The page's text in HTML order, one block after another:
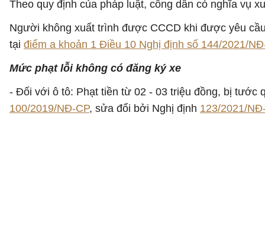
Theo quy định của pháp luật, công dân có nghĩa vụ
Người không xuất trình được CCCD khi được yêu
tại điểm a khoản 1 Điều 10 Nghị định số 144/2021/
Mức phạt lỗi không có đăng ký xe
- Đối với ô tô: Phạt tiền từ 02 - 03 triệu đồng, bị tước
100/2019/NĐ-CP, sửa đổi bởi Nghị định 123/2021/